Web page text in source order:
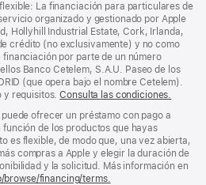
La financiación para particulares de
organizado y gestionado por Apple
Hollyhill Industrial Estate, Cork, Irlanda,
crédito (no exclusivamente) y no como
por parte de un número
Banco Cetelem, S.A.U. Paseo de los
(que opera bajo el nombre Cetelem).
y requisitos.Consulta las condiciones.
ofrecer un préstamo con pago a
de los productos que hayas
es flexible, de modo que, una vez abierta,
compras a Apple y elegir la duración de
y la solicitud. Más información en
financing/terms.